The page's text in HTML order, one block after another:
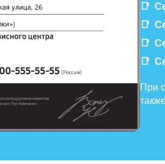
При